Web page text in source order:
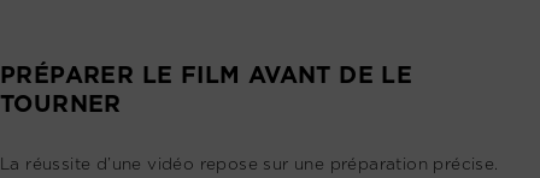
PRÉPARER LE FILM AVANT DE LE
TOURNER
La réussite d’une vidéo repose sur une préparation précise.